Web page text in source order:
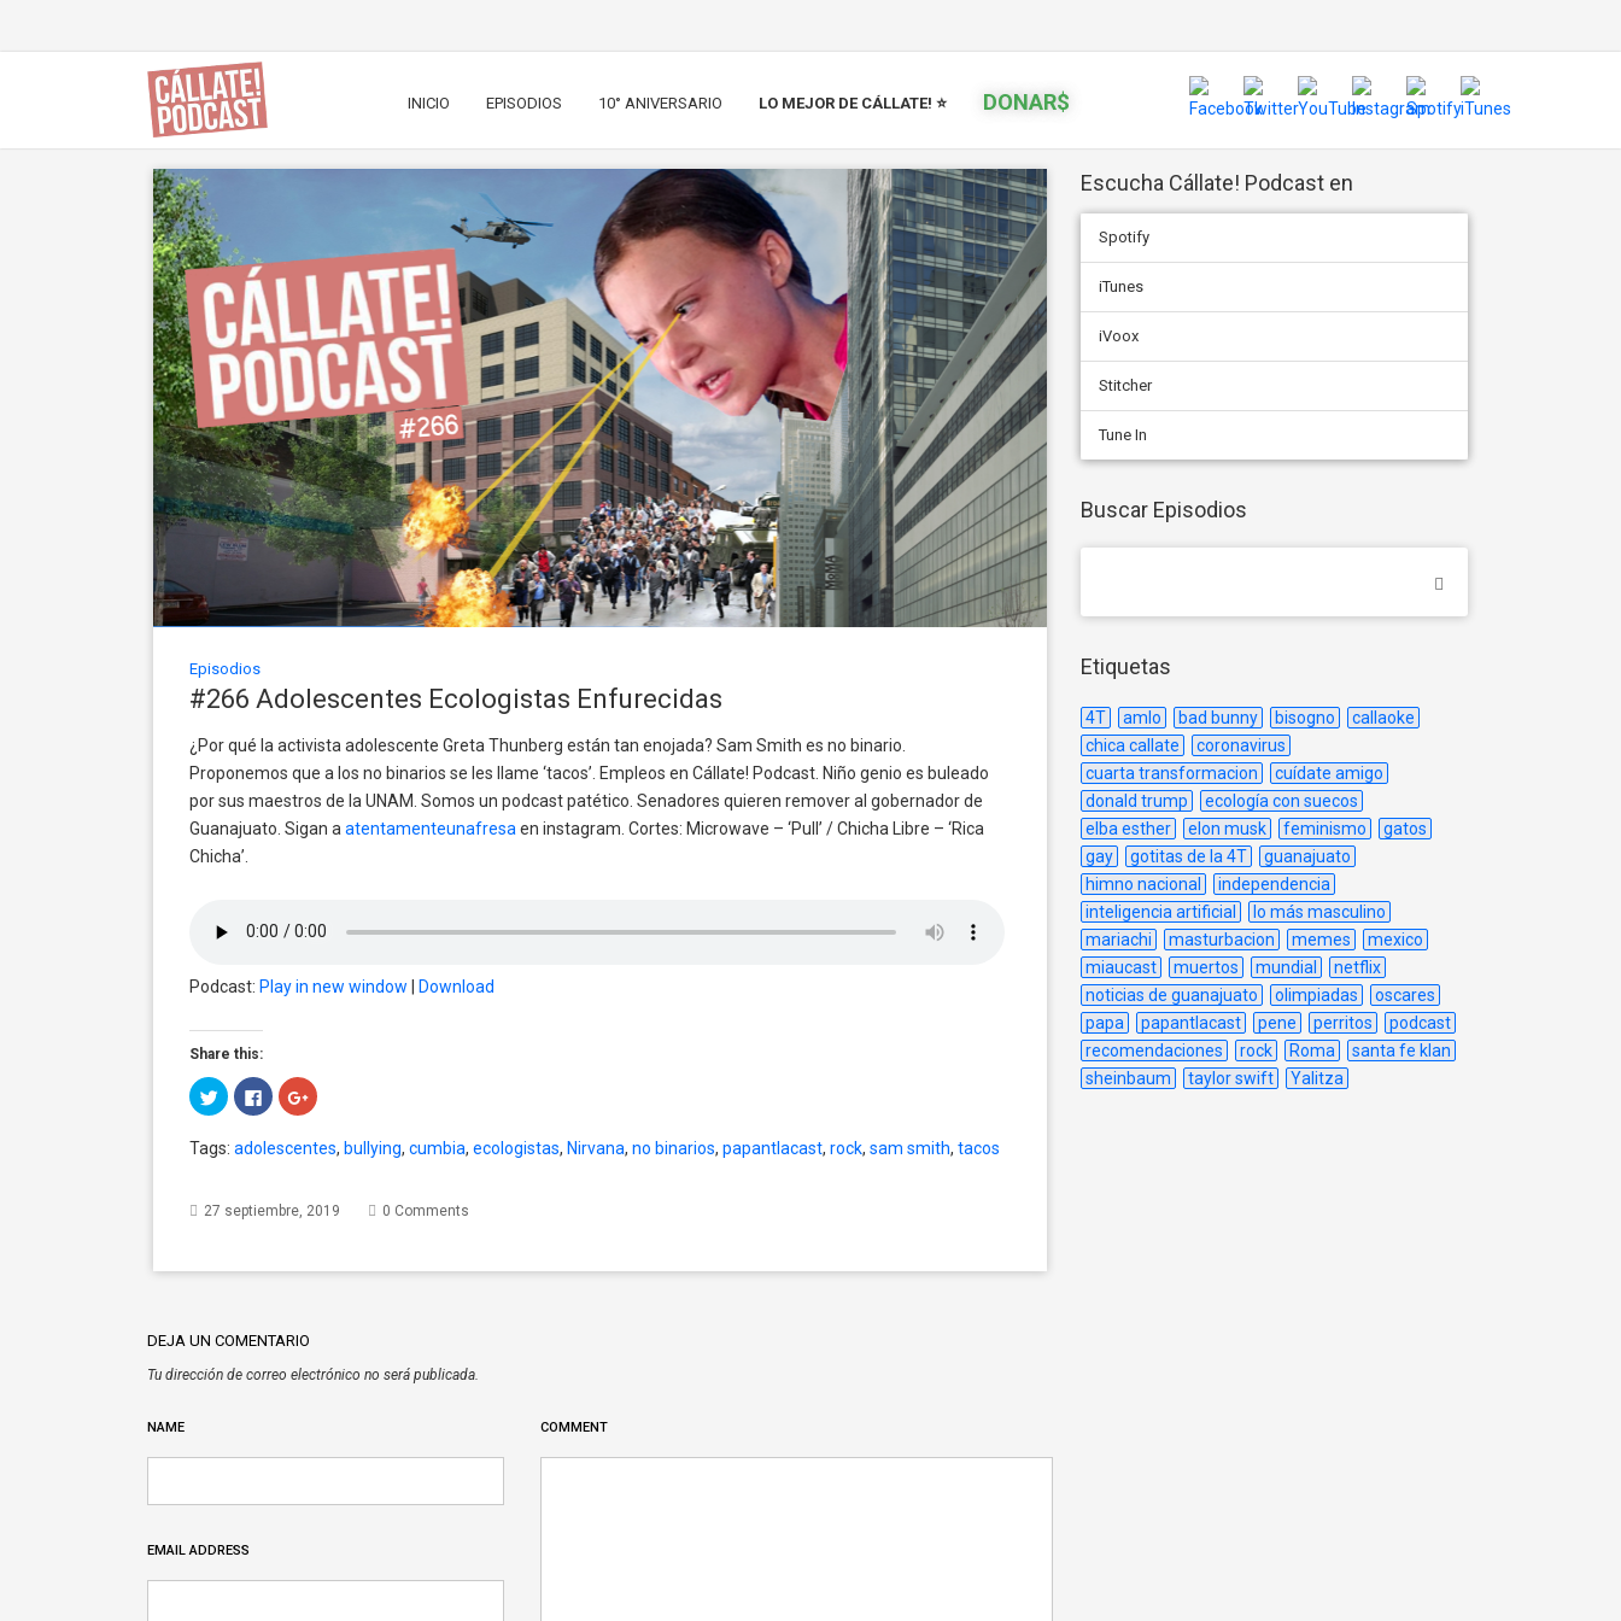
INICIO EPISODIOS 10° ANIVERSARIO LO MEJOR DE CÁLLATE! ⭐ DONAR$
Episodios
#266 Adolescentes Ecologistas Enfurecidas
¿Por qué la activista adolescente Greta Thunberg están tan enojada? Sam Smith es no binario.
Proponemos que a los no binarios se les llame ‘tacos’. Empleos en Cállate! Podcast. Niño genio es buleado
por sus maestros de la UNAM. Somos un podcast patético. Senadores quieren remover al gobernador de
Guanajuato. Sigan a atentamenteunafresa en instagram. Cortes: Microwave – ‘Pull’ / Chicha Libre – ‘Rica
Chicha’.
Podcast: Play in new window Download
Share this:
Click
to
share
Twitter
window)
Click
to
share
Facebook
window)
Click
to
Google+
window)
Tags: adolescentes, bullying, cumbia, ecologistas, Nirvana, no binarios, papantlacast, rock, sam smith, tacos
27 septiembre, 2019 0 Comments
DEJA UN COMENTARIO
Tu dirección de correo electrónico no será publicada.
NAME
EMAIL ADDRESS
COMMENT
Escucha Cállate! Podcast en
Spotify
iTunes
iVoox
Stitcher
Tune In
Buscar Episodios
Etiquetas
4T amlo bad bunny bisogno
callaoke
chica callate
coronavirus
cuarta transformacion
cuídate amigo
donald trump
ecología con suecos
elba esther
elon musk feminismo
gatos
gay
gotitas de la 4T
guanajuato
himno nacional
independencia
inteligencia artificial
lo más masculino
mariachi
masturbacion memes
mexico
miaucast
muertos mundial
netflix
noticias de guanajuato
olimpiadas
oscares
papa
papantlacast pene perritos
podcast
recomendaciones
rock Roma
santa fe klan
sheinbaum
taylor swift Yalitza